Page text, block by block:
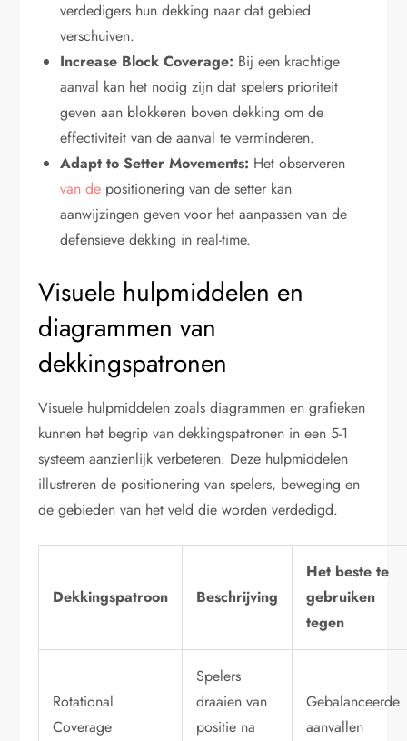
verdedigers hun dekking naar dat gebied
verschuiven.
Increase Block Coverage: Bij een krachtige
aanval kan het nodig zijn dat spelers prioriteit
geven aan blokkeren boven dekking om de
effectiviteit van de aanval te verminderen.
Adapt to Setter Movements: Het observeren
van de positionering van de setter kan
aanwijzingen geven voor het aanpassen van de
defensieve dekking in real-time.
Visuele hulpmiddelen en
diagrammen van
dekkingspatronen
Visuele hulpmiddelen zoals diagrammen en grafieken
kunnen het begrip van dekkingspatronen in een 5-1
systeem aanzienlijk verbeteren. Deze hulpmiddelen
illustreren de positionering van spelers, beweging en
de gebieden van het veld die worden verdedigd.
Dekkingspatroon Beschrijving
Het beste te
gebruiken
tegen
Rotational
Coverage
Spelers
draaien van
positie na
Gebalanceerde
aanvallen